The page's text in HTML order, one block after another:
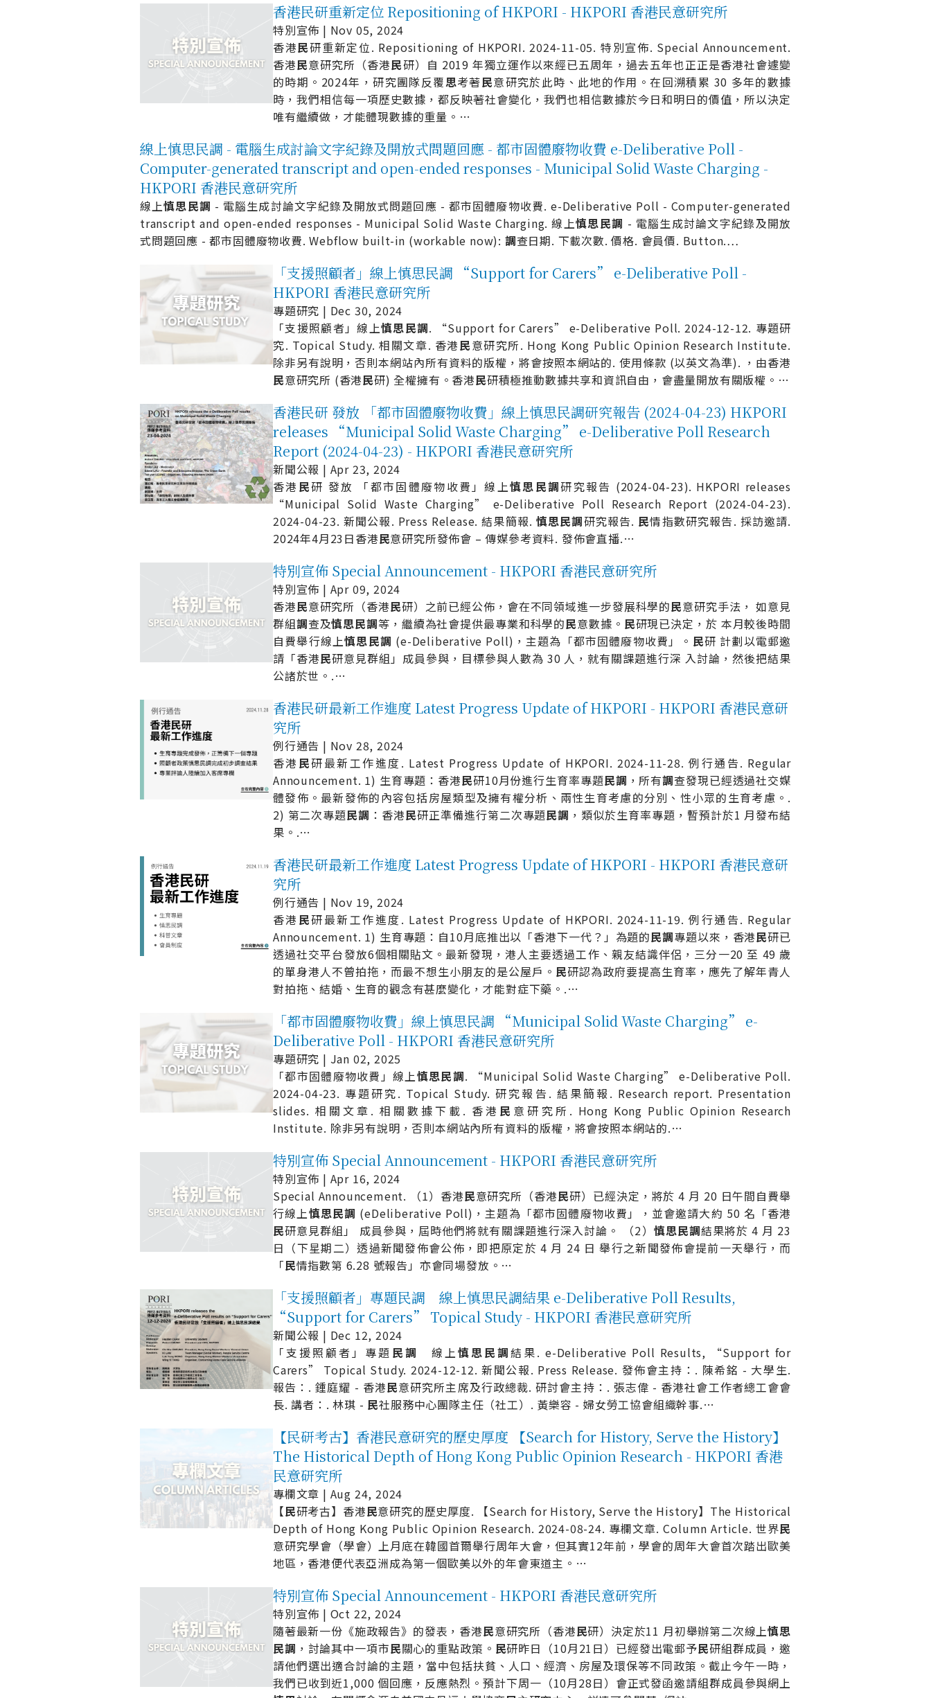
香港民研重新定位 Repositioning of HKPORI - HKPORI 香港民意研究所
特別宣佈 | Nov 05, 2024
香港民研重新定位. Repositioning of HKPORI. 2024-11-05. 特別宣佈. Special Announcement.
香港民意研究所（香港民研）自 2019 年獨立運作以來經已五周年，過去五年也正正是香港社會遽變
的時期。2024年，研究團隊反覆思考著民意研究於此時、此地的作用。在回溯積累 30 多年的數據
時，我們相信每一項歷史數據，都反映著社會變化，我們也相信數據於今日和明日的價值，所以決定
唯有繼續做，才能體現數據的重量。 …
線上慎思民調 - 電腦生成討論文字紀錄及開放式問題回應 - 都市固體廢物收費 e-Deliberative Poll -
Computer-generated transcript and open-ended responses - Municipal Solid Waste Charging -
HKPORI 香港民意研究所
線上慎思民調 - 電腦生成討論文字紀錄及開放式問題回應 - 都市固體廢物收費. e-Deliberative Poll - Computer-generated
transcript and open-ended responses - Municipal Solid Waste Charging. 線上慎思民調 - 電腦生成討論文字紀錄及開放
式問題回應 - 都市固體廢物收費. Webflow built-in (workable now): 調查日期. 下載次數. 價格. 會員價. Button.…
「支援照顧者」線上慎思民調 “Support for Carers” e-Deliberative Poll -
HKPORI 香港民意研究所
專題研究 | Dec 30, 2024
「支援照顧者」線上慎思民調. “Support for Carers” e-Deliberative Poll. 2024-12-12. 專題研
究. Topical Study. 相關文章. 香港民意研究所. Hong Kong Public Opinion Research Institute.
除非另有說明，否則本網站內所有資料的版權，將會按照本網站的. 使用條款 (以英文為準). ，由香港
民意研究所 (香港民研) 全權擁有。香港民研積極推動數據共享和資訊自由，會盡量開放有關版權。 …
香港民研 發放 「都市固體廢物收費」線上慎思民調研究報告 (2024-04-23) HKPORI
releases “Municipal Solid Waste Charging” e-Deliberative Poll Research
Report (2024-04-23) - HKPORI 香港民意研究所
新聞公報 | Apr 23, 2024
香港 民研 發放 「都市固體廢物收費」線上慎思民調研究報告 (2024-04-23). HKPORI releases
“Municipal Solid Waste Charging” e-Deliberative Poll Research Report (2024-04-23).
2024-04-23. 新聞公報. Press Release. 結果簡報. 慎思民調研究報告. 民情指數研究報告. 採訪邀請.
2024年4月23日香港民意研究所發佈會 – 傳媒參考資料. 發佈會直播.…
特別宣佈 Special Announcement - HKPORI 香港民意研究所
特別宣佈 | Apr 09, 2024
香港民意研究所（香港民研）之前已經公佈，會在不同領域進一步發展科學的民意研究手法， 如意見
群組調查及慎思民調等，繼續為社會提供最專業和科學的民意數據。 民研現已決定，於 本月較後時間
自費舉行線上慎思民調 (e-Deliberative Poll)，主題為「都市固體廢物收費」。 民研 計劃以電郵邀
請「香港民研意見群組」成員參與，目標參與人數為 30 人，就有關課題進行深 入討論，然後把結果
公諸於世。.…
香港民研最新工作進度 Latest Progress Update of HKPORI - HKPORI 香港民意研
究所
例行通告 | Nov 28, 2024
香港 民研最新工作進度. Latest Progress Update of HKPORI. 2024-11-28. 例行通告. Regular
Announcement. 1) 生育專題：香港民研10月份進行生育率專題民調 ，所有調查發現已經透過社交媒
體發佈。最新發佈的內容包括房屋類型及擁有權分析、兩性生育考慮的分別、性小眾的生育考慮。.
2) 第二次專題民調 ：香港民研正準備進行第二次專題民調 ，類似於生育率專題，暫預計於1 月發布結
果。.…
香港民研最新工作進度 Latest Progress Update of HKPORI - HKPORI 香港民意研
究所
例行通告 | Nov 19, 2024
香港 民研最新工作進度. Latest Progress Update of HKPORI. 2024-11-19. 例行通告. Regular
Announcement. 1) 生育專題：自10月底推出以「香港下一代？」為題的民調專題以來，香港民研已
透過社交平台發放6個相關貼文。最新發現，港人主要透過工作、親友結識伴侶，三分一20 至 49 歲
的單身港人不曾拍拖，而最不想生小朋友的是公屋戶。 民研認為政府要提高生育率，應先了解年青人
對拍拖、結婚、生育的觀念有甚麼變化，才能對症下藥。.…
「都市固體廢物收費」線上慎思民調 “Municipal Solid Waste Charging” e-
Deliberative Poll - HKPORI 香港民意研究所
專題研究 | Jan 02, 2025
「都市固體廢物收費」線上慎思民調. “Municipal Solid Waste Charging” e-Deliberative Poll.
2024-04-23. 專題研究. Topical Study. 研究報告. 結果簡報. Research report. Presentation
slides. 相關文章. 相關數據下載. 香港 民 意研究所. Hong Kong Public Opinion Research
Institute. 除非另有說明，否則本網站內所有資料的版權，將會按照本網站的.…
特別宣佈 Special Announcement - HKPORI 香港民意研究所
特別宣佈 | Apr 16, 2024
Special Announcement. （1）香港民意研究所（香港民研）已經決定，將於 4 月 20 日午間自費舉
行線上慎思民調 (eDeliberative Poll)，主題為「都市固體廢物收費」，並會邀請大約 50 名「香港
民研意見群組」 成員參與，屆時他們將就有關課題進行深入討論。 （2） 慎思民調結果將於 4 月 23
日（下星期二）透過新聞發佈會公佈，即把原定於 4 月 24 日 舉行之新聞發佈會提前一天舉行，而
「民情指數第 6.28 號報告」亦會同場發放。 …
「支援照顧者」專題民調 線上慎思民調結果 e-Deliberative Poll Results,
“Support for Carers” Topical Study - HKPORI 香港民意研究所
新聞公報 | Dec 12, 2024
「支援照顧者」專題 民調 線上慎思民調結果. e-Deliberative Poll Results, “Support for
Carers” Topical Study. 2024-12-12. 新聞公報. Press Release. 發佈會主持：. 陳希銘 - 大學生.
報告：. 鍾庭耀 - 香港民意研究所主席及行政總裁. 研討會主持：. 張志偉 - 香港社會工作者總工會會
長. 講者：. 林琪 - 民社服務中心團隊主任（社工）. 黃樂容 - 婦女勞工協會組織幹事.…
【民研考古】香港民意研究的歷史厚度 【Search for History, Serve the History】
The Historical Depth of Hong Kong Public Opinion Research - HKPORI 香港
民意研究所
專欄文章 | Aug 24, 2024
【民研考古】香港民意研究的歷史厚度. 【Search for History, Serve the History】The Historical
Depth of Hong Kong Public Opinion Research. 2024-08-24. 專欄文章. Column Article. 世界民
意研究學會（學會）上月底在韓國首爾舉行周年大會，但其實12年前，學會的周年大會首次踏出歐美
地區，香港便代表亞洲成為第一個歐美以外的年會東道主。 …
特別宣佈 Special Announcement - HKPORI 香港民意研究所
特別宣佈 | Oct 22, 2024
隨著最新一份《施政報告》的發表，香港民意研究所（香港民研）決定於11 月初舉辦第二次線上慎思
民調 ，討論其中一項市民關心的重點政策。 民研昨日（10月21日）已經發出電郵予民研組群成員，邀
請他們選出適合討論的主題，當中包括扶貧、人口、經濟、房屋及環保等不同政策。截止今午一時，
我們已收到近1,000 個回應，反應熱烈。預計下周一（10月28日）會正式發函邀請組群成員參與網上